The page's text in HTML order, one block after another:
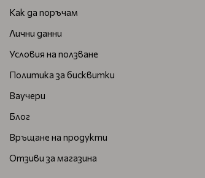
Как да поръчам
Лични данни
Условия на ползване
Политика за бисквитки
Ваучери
Блог
Връщане на продукти
Отзиви за магазина